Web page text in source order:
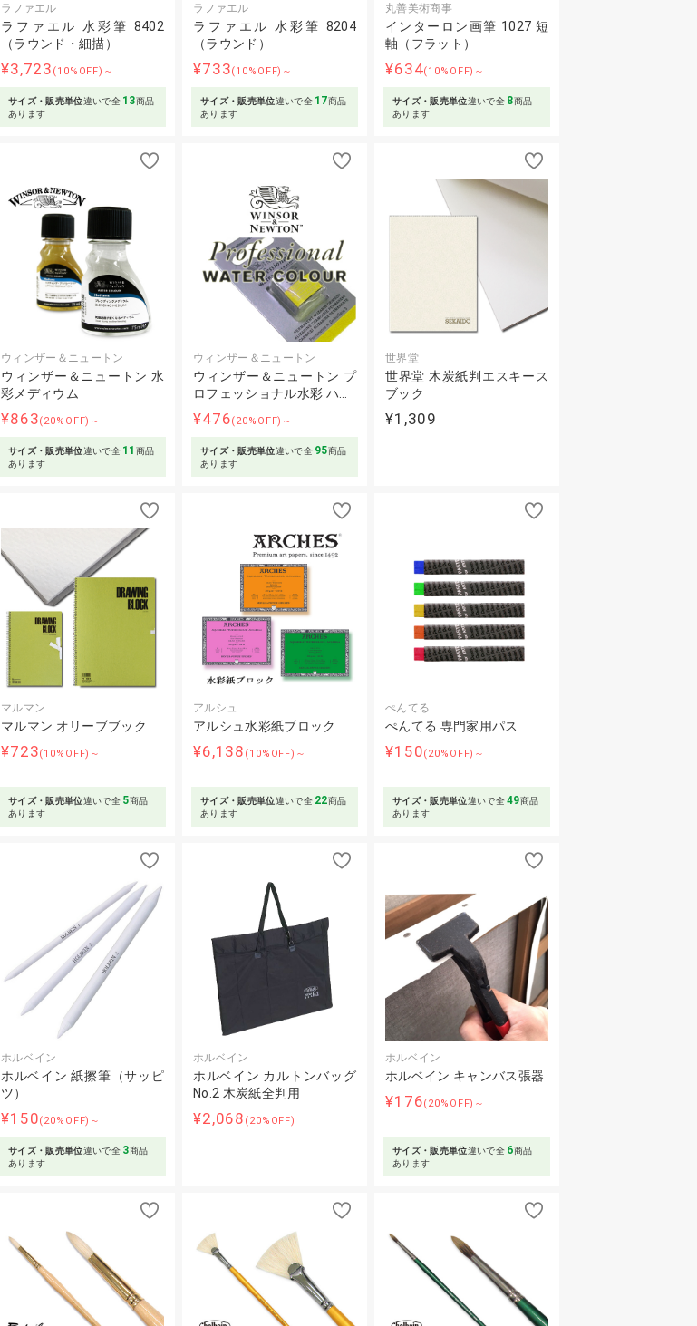
ラファエル
ラファエル 水彩筆 8402
（ラウンド・細描）
¥3,723 (10%OFF)～
サイズ・販売単位違いで全 13商品
あります
ラファエル
ラファエル 水彩筆 8204
（ラウンド）
¥733(10%OFF)～
サイズ・販売単位違いで全 17商品
あります
丸善美術商事
インターロン画筆 1027 短
軸（フラット）
¥634(10%OFF)～
サイズ・販売単位違いで全 8商品
あります
ウィンザー＆ニュートン
ウィンザー＆ニュートン 水
彩メディウム
¥863(20%OFF)～
サイズ・販売単位違いで全 11 商品
あります
ウィンザー＆ニュートン
ウィンザー＆ニュートン プ
ロフェッショナル水彩 ハ…
¥476(20%OFF)～
サイズ・販売単位違いで全 95商品
あります
世界堂
世界堂 木炭紙判エスキース
ブック
¥1,309
マルマン
マルマン オリーブブック
¥723(10%OFF)～
サイズ・販売単位違いで全 5商品
あります
アルシュ
アルシュ水彩紙ブロック
¥6,138 (10%OFF)～
サイズ・販売単位違いで全 22商品
あります
ぺんてる
ぺんてる 専門家用パス
¥150(20%OFF)～
サイズ・販売単位違いで全49商品
あります
ホルベイン
ホルベイン 紙擦筆（サッピ
ツ）
¥150(20%OFF)～
サイズ・販売単位違いで全 3商品
あります
ホルベイン
ホルベイン カルトンバッグ
No.2 木炭紙全判用
¥2,068 (20%OFF)
ホルベイン
ホルベイン キャンバス張器
¥176(20%OFF)～
サイズ・販売単位違いで全 6商品
あります